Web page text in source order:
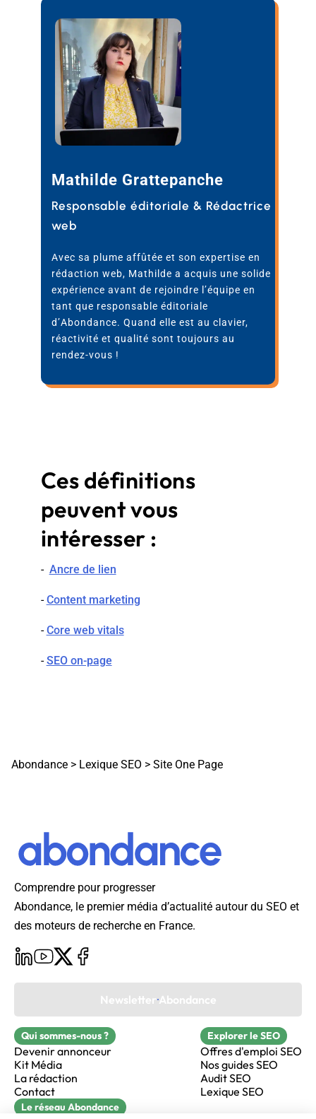
Mathilde Grattepanche
Responsable éditoriale & Rédactrice
web
Avec sa plume affûtée et son expertise en
rédaction web, Mathilde a acquis une solide
expérience avant de rejoindre l’équipe en
tant que responsable éditoriale
d’Abondance. Quand elle est au clavier,
réactivité et qualité sont toujours au
rendez-vous !
Ces définitions
peuvent vous
intéresser :
- Ancre de lien
-Content marketing
-Core web vitals
-SEO on-page
Abondance > Lexique SEO > Site One Page
Comprendre pour progresser
Abondance, le premier média d’actualité autour du SEO et
des moteurs de recherche en France.
Newsletter Abondance
Qui sommes-nous ?
Devenir annonceur
Kit Média
La rédaction
Contact
Explorer le SEO
Offres d'emploi SEO
Nos guides SEO
Audit SEO
Lexique SEO
Le réseau Abondance